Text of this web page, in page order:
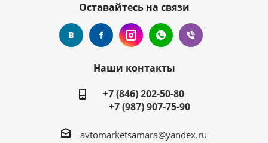
Оставайтесь на связи
Наши контакты
+7 (846) 202-50-80
+7 (987) 907-75-90
avtomarketsamara@yandex.ru